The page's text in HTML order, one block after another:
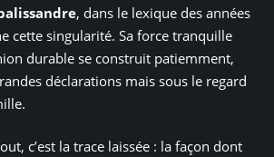
, dans le lexique des années
cette singularité. Sa force tranquille
durable se construit patiemment,
déclarations mais sous le regard
c’est la trace laissée : la façon dont